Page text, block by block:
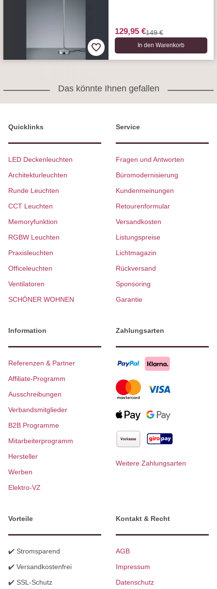
129,95 €149 €
In den Warenkorb
Das könnte Ihnen gefallen
Quicklinks
LED Deckenleuchten
Architekturleuchten
Runde Leuchten
CCT Leuchten
Memoryfunktion
RGBW Leuchten
Praxisleuchten
Officeleuchten
Ventilatoren
SCHÖNER WOHNEN
Service
Fragen und Antworten
Büromodernisierung
Kundenmeinungen
Retourenformular
Versandkosten
Listungspreise
Lichtmagazin
Rückversand
Sponsoring
Garantie
Information
Referenzen & Partner
Affiliate-Programm
Ausschreibungen
Verbandsmitglieder
B2B Programme
Mitarbeiterprogramm
Hersteller
Werben
Elektro-VZ
Zahlungsarten
Weitere Zahlungsarten
Vorteile
✔️ Stromsparend
✔️ Versandkostenfrei
✔️ SSL-Schutz
Kontakt & Recht
AGB
Impressum
Datenschutz